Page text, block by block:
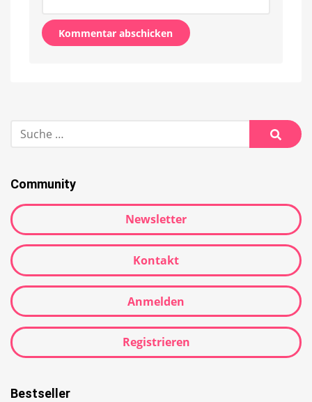
Suche
nach:
Suche
Community
Newsletter
Kontakt
Anmelden
Registrieren
Bestseller